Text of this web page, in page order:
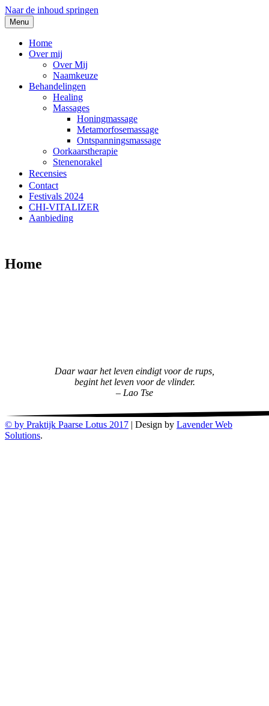
Naar de inhoud springen
Menu
Home
Over mij
Over Mij
Naamkeuze
Behandelingen
Healing
Massages
Honingmassage
Metamorfosemassage
Ontspanningsmassage
Oorkaarstherapie
Stenenorakel
Recensies
Contact
Festivals 2024
CHI-VITALIZER
Aanbieding
Praktijk Paarse Lotus
Home
Daar waar het leven eindigt voor de rups,
begint het leven voor de vlinder.
– Lao Tse
© by Praktijk Paarse Lotus 2017 | Design by Lavender Web
Solutions.